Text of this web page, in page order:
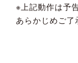
※上記動作は予
あらかじめご了